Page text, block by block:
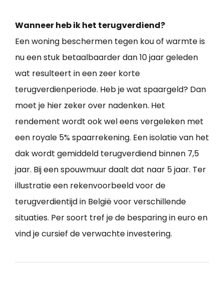
Wanneer heb ik het terugverdiend?
Een woning beschermen tegen kou of warmte is
nu een stuk betaalbaarder dan 10 jaar geleden
wat resulteert in een zeer korte
terugverdienperiode. Heb je wat spaargeld? Dan
moet je hier zeker over nadenken. Het
rendement wordt ook wel eens vergeleken met
een royale 5% spaarrekening. Een isolatie van het
dak wordt gemiddeld terugverdiend binnen 7,5
jaar. Bij een spouwmuur daalt dat naar 5 jaar. Ter
illustratie een rekenvoorbeeld voor de
terugverdientijd in België voor verschillende
situaties. Per soort tref je de besparing in euro en
vind je cursief de verwachte investering.